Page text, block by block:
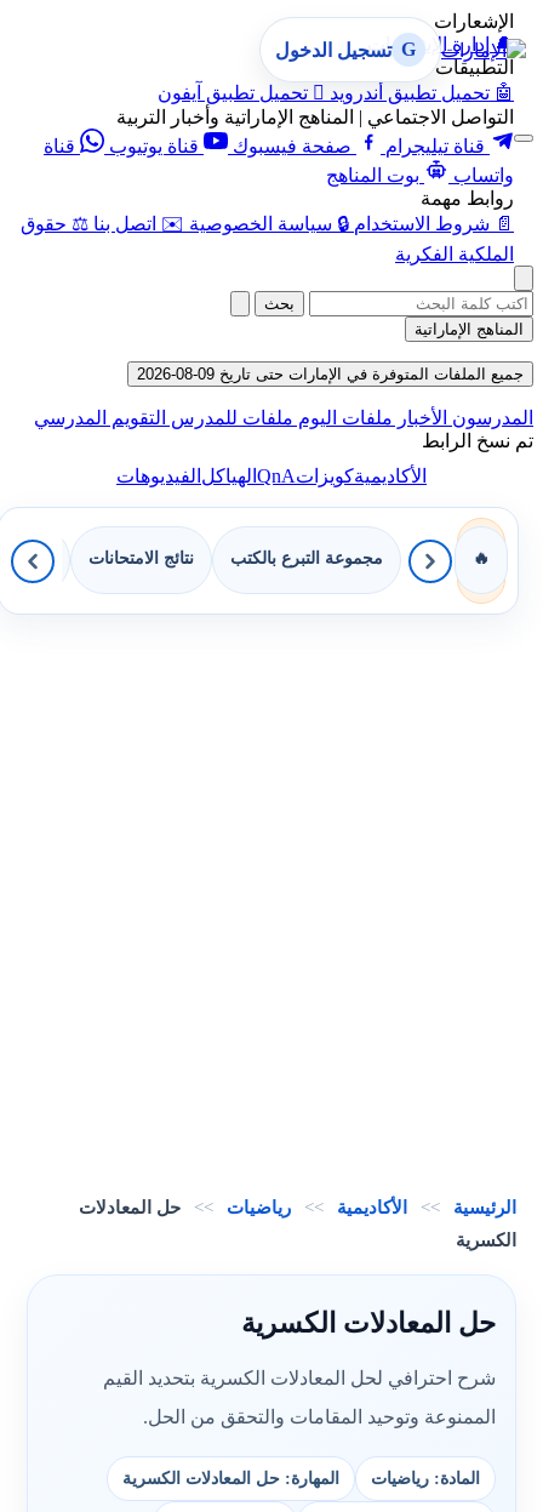
الإشعارات
🔔 إدارة الإشعارات
التطبيقات
🤖 تحميل تطبيق أندرويد  تحميل تطبيق آيفون
التواصل الاجتماعي | المناهج الإماراتية وأخبار التربية
قناة تيليجرام
صفحة فيسبوك قناة يوتيوب
قناة
واتساب
بوت المناهج
روابط مهمة
📄 شروط الاستخدام 🔒 سياسة الخصوصية ✉️ اتصل بنا ⚖️ حقوق
الملكية الفكرية
G تسجيل الدخول
بحث
المناهج الإماراتية
جميع الملفات المتوفرة في الإمارات حتى تاريخ 09-08-2026
المدرسون الأخبار ملفات اليوم ملفات للمدرس التقويم المدرسي
تم نسخ الرابط
الأكاديميةكويزاتQnAالهياكلالفيديوهات
🔥 مجموعة التبرع بالكتب نتائج الامتحانات
الرئيسية >> الأكاديمية >> رياضيات >>
حل المعادلات
الكسرية
حل المعادلات الكسرية
شرح احترافي لحل المعادلات الكسرية بتحديد القيم
الممنوعة وتوحيد المقامات والتحقق من الحل.
المادة: رياضيات المهارة: حل المعادلات الكسرية